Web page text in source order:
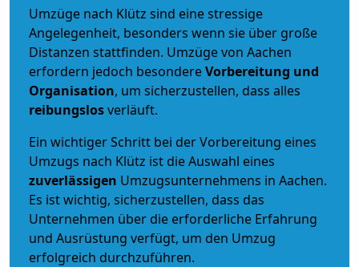
Umzüge nach Klütz sind eine stressige
Angelegenheit, besonders wenn sie über große
Distanzen stattfinden. Umzüge von Aachen
erfordern jedoch besondereVorbereitung und
Organisation, um sicherzustellen, dass alles
reibungslosverläuft.
Ein wichtiger Schritt bei der Vorbereitung eines
Umzugs nach Klütz ist die Auswahl eines
zuverlässigen Umzugsunternehmens in Aachen.
Es ist wichtig, sicherzustellen, dass das
Unternehmen über die erforderliche Erfahrung
und Ausrüstung verfügt, um den Umzug
erfolgreich durchzuführen.